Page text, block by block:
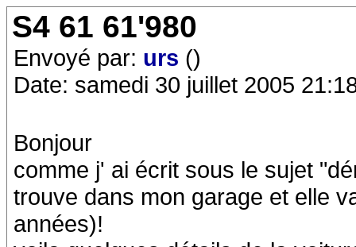
S4 61 61'980
Envoyé par: urs ()
Date: samedi 30 juillet 2005
Bonjour
comme j' ai écrit sous le sujet
trouve dans mon garage et elle
années)!